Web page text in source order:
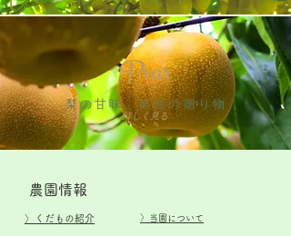
Pear
​梨の甘味、自然の贈り物
詳しく見る
​農園情報
​〉 くだもの紹介 ​〉当園について